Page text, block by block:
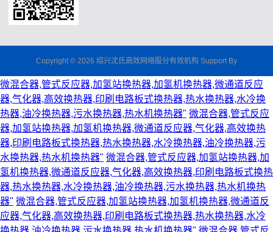
Copyright © 2026 绍兴沈氏高效网络股分有效机构 Support By
微混合器,管式反应器,加氢站换热器,加氢机换热器,微通道反应
器,气化器,高效换热器,印刷电路板式换热器,热水换热器,水冷换
热器,油冷换热器,污水换热器,热水机换热器" 微混合器,管式反应
器,加氢站换热器,加氢机换热器,微通道反应器,气化器,高效换热
器,印刷电路板式换热器,热水换热器,水冷换热器,油冷换热器,污
水换热器,热水机换热器" 微混合器,管式反应器,加氢站换热器,加
氢机换热器,微通道反应器,气化器,高效换热器,印刷电路板式换热
器,热水换热器,水冷换热器,油冷换热器,污水换热器,热水机换热
器" 微混合器,管式反应器,加氢站换热器,加氢机换热器,微通道反
应器,气化器,高效换热器,印刷电路板式换热器,热水换热器,水冷